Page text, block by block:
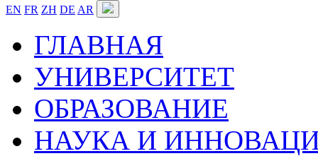
EN FR ZH DE AR
ГЛАВНАЯ
УНИВЕРСИТЕТ
ОБРАЗОВАНИЕ
НАУКА И